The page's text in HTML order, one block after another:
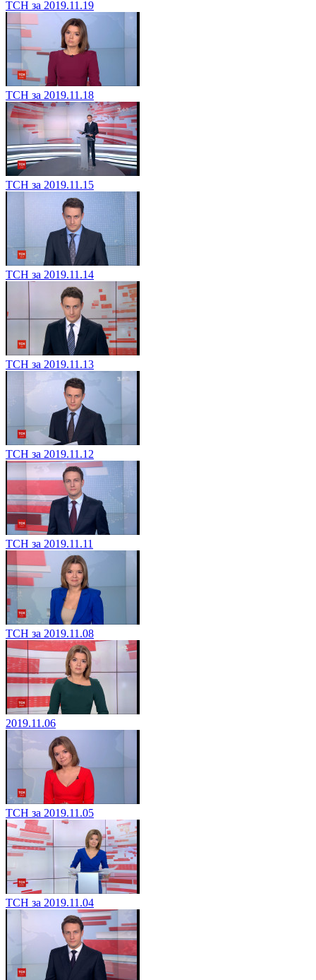
ТСН за 2019.11.19
ТСН за 2019.11.18
ТСН за 2019.11.15
ТСН за 2019.11.14
ТСН за 2019.11.13
ТСН за 2019.11.12
ТСН за 2019.11.11
ТСН за 2019.11.08
2019.11.06
ТСН за 2019.11.05
ТСН за 2019.11.04